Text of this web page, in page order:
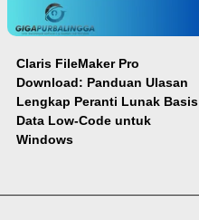
Claris FileMaker Pro
Download: Panduan Ulasan
Lengkap Peranti Lunak Basis
Data Low-Code untuk
Windows